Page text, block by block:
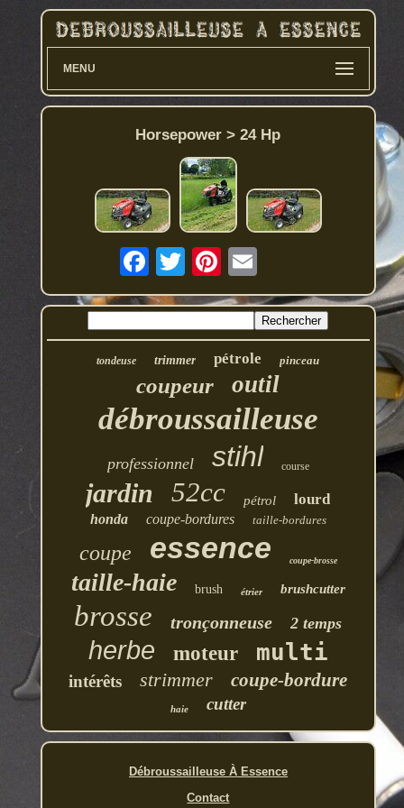
MENU
Horsepower > 24 Hp
tondeuse trimmer pétrole pinceau
coupeur outil
débroussailleuse
professionnel stihl course
jardin 52cc pétrol lourd
honda coupe-bordures taille-bordures
coupe essence coupe-brosse
taille-haie brush étrier brushcutter
brosse tronçonneuse 2 temps
herbe moteur multi
intérêts strimmer coupe-bordure
haie cutter
Débroussailleuse À Essence
Contact